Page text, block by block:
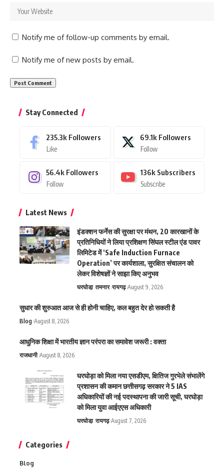
Notify me of follow-up comments by email.
Notify me of new posts by email.
Stay Connected
235.3k Followers
Like
69.1k Followers
Follow
56.4k Followers
Follow
136k Subscribers
Subscribe
Latest News
इंडक्शन फर्नेस की सुरक्षा पर मंथन, 20 कारखानों के
प्रतिनिधियों ने लिया प्रशिक्षण सिंघल स्टील एंड पावर
लिमिटेड में ‘Safe Induction Furnace
Operation’ पर कार्यशाला, सुरक्षित संचालन को
लेकर विशेषज्ञों ने साझा किए अनुभव
घरघोडा़ तमनार रायगढ़ August 9, 2026
सुधार की शुरुआत आज से ही होनी चाहिए, कल बहुत देर हो सकती है
Blog August 8, 2026
आधुनिक शिक्षा में भारतीय ज्ञान परंपरा का समावेश जरूरी : वक्ता
राजधानी August 8, 2026
घरघोड़ा को मिला नया एसडीएम, क्षितिज गुरभेले संभालेंगे
प्रशासन की कमान छत्तीसगढ़ सरकार ने 5 IAS
अधिकारियों की नई पदस्थापना की जारी सूची, घरघोड़ा
को मिला युवा आईएएस अधिकारी
घरघोडा़ रायगढ़ August 7, 2026
Categories
Blog